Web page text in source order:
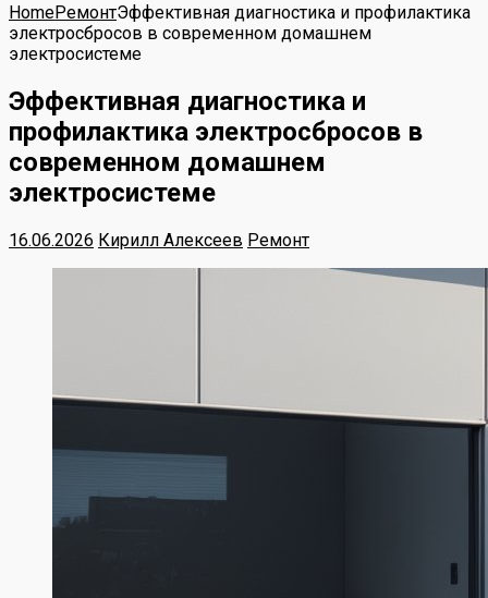
HomeРемонтЭффективная диагностика и профилактика
электросбросов в современном домашнем
электросистеме
Эффективная диагностика и
профилактика электросбросов в
современном домашнем
электросистеме
16.06.2026 Кирилл Алексеев Ремонт